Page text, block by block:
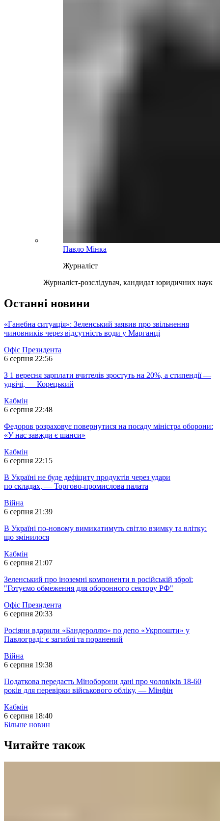
Павло Мінка
Журналіст
Журналіст-розслідувач, кандидат юридичних наук
Останні новини
«Ганебна ситуація»: Зеленський заявив про звільнення
чиновників через відсутність води у Марганці
Офіс Президента
6 серпня 22:56
З 1 вересня зарплати вчителів зростуть на 20%, а стипендії —
удвічі, — Корецький
Кабмін
6 серпня 22:48
Федоров розраховує повернутися на посаду міністра оборони:
«У нас завжди є шанси»
Кабмін
6 серпня 22:15
В Україні не буде дефіциту продуктів через удари
по складах, — Торгово-промислова палата
Війна
6 серпня 21:39
В Україні по-новому вимикатимуть світло взимку та влітку:
що змінилося
Кабмін
6 серпня 21:07
Зеленський про іноземні компоненти в російській зброї:
"Готуємо обмеження для оборонного сектору РФ"
Офіс Президента
6 серпня 20:33
Росіяни вдарили «Бандероллю» по депо «Укрпошти» у
Павлограді: є загиблі та поранений
Війна
6 серпня 19:38
Податкова передасть Міноборони дані про чоловіків 18-60
років для перевірки військового обліку, — Мінфін
Кабмін
6 серпня 18:40
Більше новин
Читайте також